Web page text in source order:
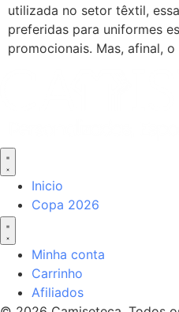
utilizada no setor têxtil,
preferidas para uniformes
promocionais. Mas, afinal,
Inicio
Copa 2026
Minha conta
Carrinho
Afiliados